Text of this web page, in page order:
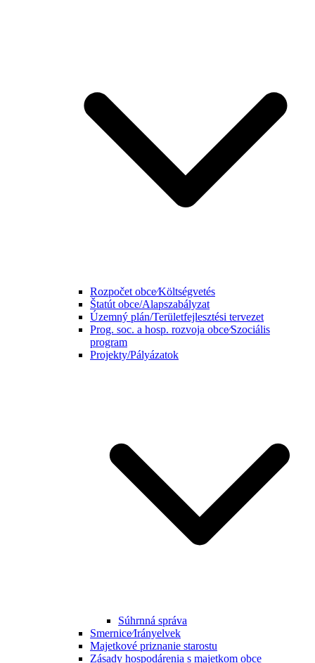
Rozpočet obce⁄Költségvetés
Štatút obce/Alapszabályzat
Územný plán/Területfejlesztési tervezet
Prog. soc. a hosp. rozvoja obce⁄Szociális
program
Projekty/Pályázatok
Súhrnná správa
Smernice⁄Irányelvek
Majetkové priznanie starostu
Zásady hospodárenia s majetkom obce